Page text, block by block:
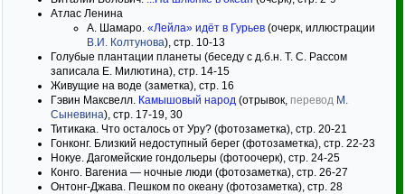
Атлас Ленина
А. Шамаро. «Лейла» идёт в Гурьев (очерк, иллюстрации
В.И. Колтунова), стр. 10-13
Голубые плантации планеты (беседу с д.б.н. Т. С. Рассом
записала Е. Милютина), стр. 14-15
Живущие на воде (заметка), стр. 16
Гэвин Максвелл. Камышовый народ (отрывок, перевод М.
Сыневина), стр. 17-19, 30
Титикака. Что осталось от Уру? (фотозаметка), стр. 20-21
Гонконг. Близкий недоступный берег (фотозаметка), стр. 22-23
Нокуе. Дагомейские гондольеры (фотоочерк), стр. 24-25
Конго. Вагениа — ночные люди (фотозаметка), стр. 26-27
Онтонг-Джава. Пешком по океану (фотозаметка), стр. 28